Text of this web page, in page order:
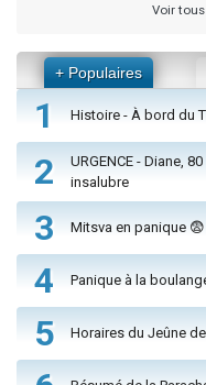
Voir
+ Populaires
1 Histoire - À bord du
2
URGENCE - Diane,
insalubre
3 Mitsva en panique
4 Panique à la
5 Horaires du Jeûne